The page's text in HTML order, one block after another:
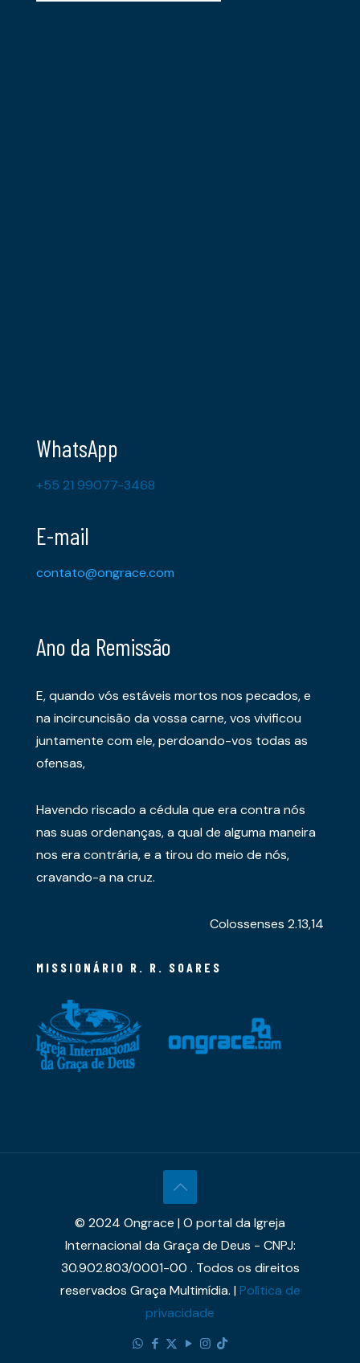
WhatsApp
+55 21 99077-3468
E-mail
contato@ongrace.com
Ano da Remissão
E, quando vós estáveis mortos nos pecados, e
na incircuncisão da vossa carne, vos vivificou
juntamente com ele, perdoando-vos todas as
ofensas,
Havendo riscado a cédula que era contra nós
nas suas ordenanças, a qual de alguma maneira
nos era contrária, e a tirou do meio de nós,
cravando-a na cruz.
Colossenses 2.13,14
MISSIONÁRIO R. R. SOARES
© 2024 Ongrace | O portal da Igreja
Internacional da Graça de Deus - CNPJ:
30.902.803/0001-00 . Todos os direitos
reservados Graça Multimídia. |Política de
privacidade